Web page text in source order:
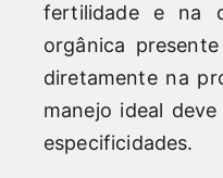
fertilidade e na
orgânica
diretamente na
manejo ideal
especificidades.